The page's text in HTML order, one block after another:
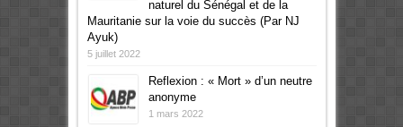
naturel du Sénégal et de la
Mauritanie sur la voie du succès (Par NJ
Ayuk)
5 juillet 2022
Reflexion : « Mort » d’un neutre
anonyme
1 mars 2022